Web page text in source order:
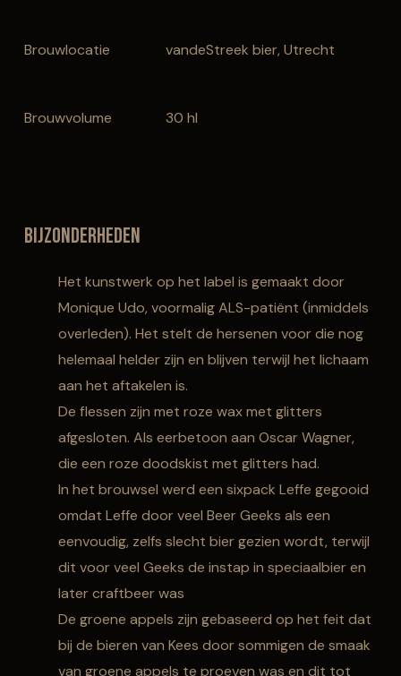
Brouwlocatie vandeStreek bier, Utrecht
Brouwvolume 30 hl
Bijzonderheden
Het kunstwerk op het label is gemaakt door
Monique Udo, voormalig ALS-patiënt (inmiddels
overleden). Het stelt de hersenen voor die nog
helemaal helder zijn en blijven terwijl het lichaam
aan het aftakelen is.
De flessen zijn met roze wax met glitters
afgesloten. Als eerbetoon aan Oscar Wagner,
die een roze doodskist met glitters had.
In het brouwsel werd een sixpack Leffe gegooid
omdat Leffe door veel Beer Geeks als een
eenvoudig, zelfs slecht bier gezien wordt, terwijl
dit voor veel Geeks de instap in speciaalbier en
later craftbeer was
De groene appels zijn gebaseerd op het feit dat
bij de bieren van Kees door sommigen de smaak
van groene appels te proeven was en dit tot